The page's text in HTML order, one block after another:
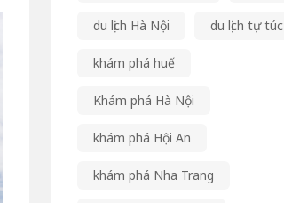
du lịch Hà Nội du lịch tự túc
khám phá huế
Khám phá Hà Nội
khám phá Hội An
khám phá Nha Trang